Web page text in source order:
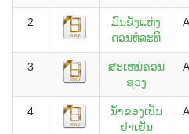
2
ມົນຂັງແຫ່ງ
ດອນທໍລະທີ
3
ສະເຫນ່ຄອນ
ຊວງ
4
ນໍ້າຂອງເປັນ
ຢາເຢັນ